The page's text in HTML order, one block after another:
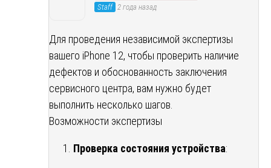
Staff 2 года назад
Для проведения независимой экспертизы
вашего iPhone 12, чтобы проверить наличие
дефектов и обоснованность заключения
сервисного центра, вам нужно будет
выполнить несколько шагов.
Возможности экспертизы
Проверка состояния устройства: